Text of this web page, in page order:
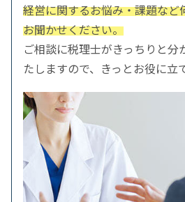
経営に関するお悩み・課題など
お聞かせください。
ご相談に税理士がきっちりと分
たしますので、きっとお役に立